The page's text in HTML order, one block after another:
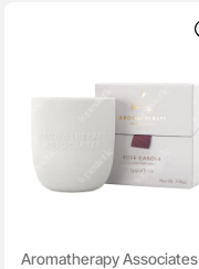
Aromatherapy Associates